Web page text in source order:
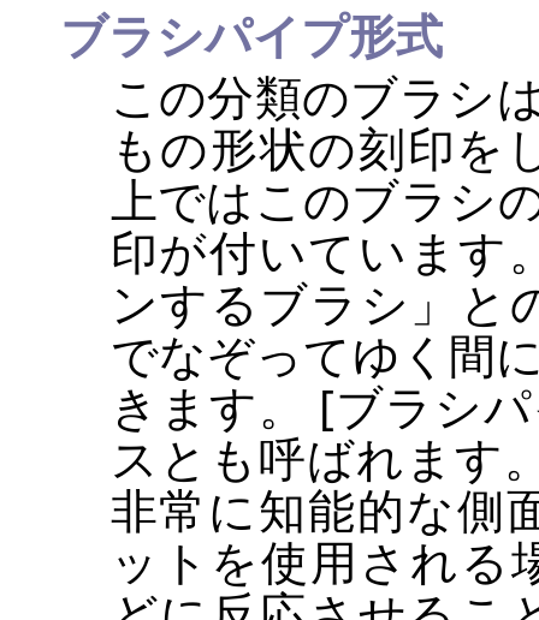
ブラシパイプ形式
この分類のブラシ
もの形状の刻印を
上ではこのブラシ
印が付いています
ンするブラシ 」 と
でなぞってゆく間
きます。 [ブラシ
スとも呼ばれます
非常に知能的な側
ットを使用される